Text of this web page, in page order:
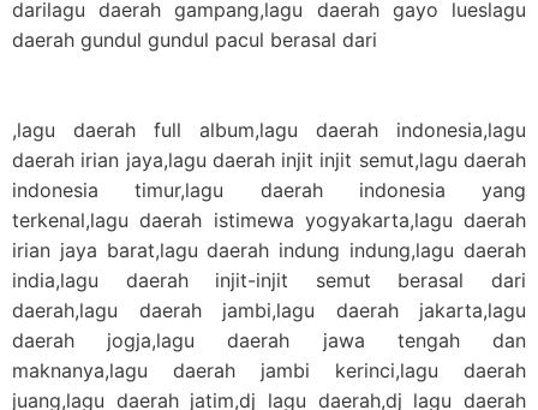
darilagu daerah gampang,lagu daerah gayo lueslagu
daerah gundul gundul pacul berasal dari
,lagu daerah full album,lagu daerah indonesia,lagu
daerah irian jaya,lagu daerah injit injit semut,lagu daerah
indonesia timur,lagu daerah indonesia yang
terkenal,lagu daerah istimewa yogyakarta,lagu daerah
irian jaya barat,lagu daerah indung indung,lagu daerah
india,lagu daerah injit-injit semut berasal dari
daerah,lagu daerah jambi,lagu daerah jakarta,lagu
daerah jogja,lagu daerah jawa tengah dan
maknanya,lagu daerah jambi kerinci,lagu daerah
juang,lagu daerah jatim,dj lagu daerah,dj lagu daerah